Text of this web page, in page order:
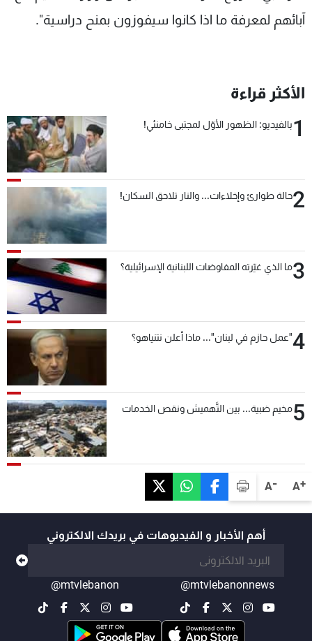
A+
A-
آبائهم لمعرفة ما اذا كانوا سيفوزون بمنح دراسية".
الأكثر قراءة
1بالفيديو: الظهور الأوّل لمجتبى خامنئي!
2حالة طوارئ وإخلاءات... والنار تلاحق السكان!
3ما الذي غيّرته المفاوضات اللبنانية الإسرائيلية؟
4"عمل حازم في لبنان"... ماذا أعلن نتنياهو؟
5مخيم ضبية... بين التَّهميش ونقص الخدمات
أهم الأخبار و الفيديوهات في بريدك الالكتروني
@mtvlebanonnews
@mtvlebanon